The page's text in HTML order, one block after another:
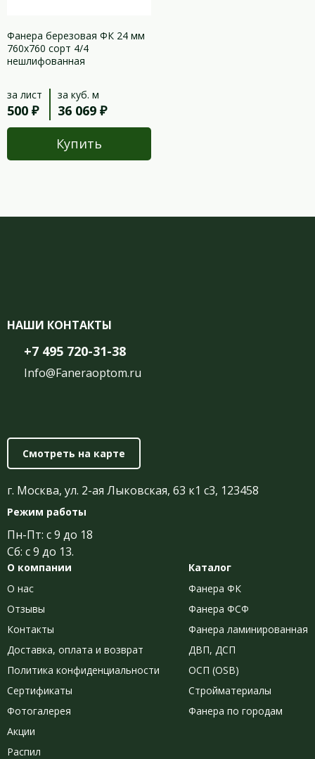
Фанера березовая ФК 24 мм
760х760 сорт 4/4
нешлифованная
за лист
500 ₽
за куб. м
36 069 ₽
Купить
НАШИ КОНТАКТЫ
+7 495 720-31-38
Info@Faneraoptom.ru
Смотреть на карте
г. Москва, ул. 2-ая Лыковская, 63 к1 с3, 123458
Режим работы
Пн-Пт: с 9 до 18
Сб: с 9 до 13.
О компании
О нас
Отзывы
Контакты
Доставка, оплата и возврат
Политика конфиденциальности
Сертификаты
Фотогалерея
Каталог
Фанера ФК
Фанера ФСФ
Фанера ламинированная
ДВП, ДСП
ОСП (OSB)
Стройматериалы
Фанера по городам
Акции
Распил